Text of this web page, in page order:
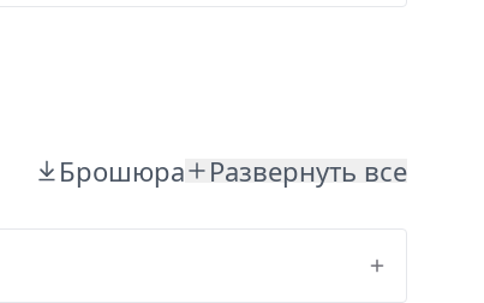
Брошюра Развернуть все